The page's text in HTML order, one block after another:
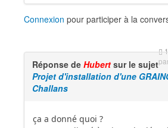
Connexion pour participer à la
Réponse de Hubert sur le sujet
Projet d'installation d'une
Challans
ça a donné quoi ?